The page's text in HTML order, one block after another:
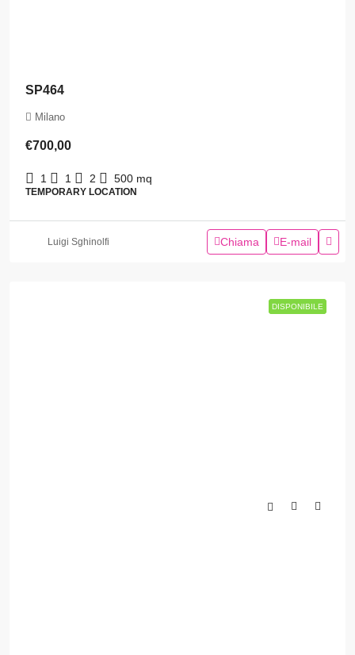
SP464
Milano
€700,00
1 1 2 500 mq
TEMPORARY LOCATION
Luigi Sghinolfi Chiama E-mail
DISPONIBILE
DISPONIBILE